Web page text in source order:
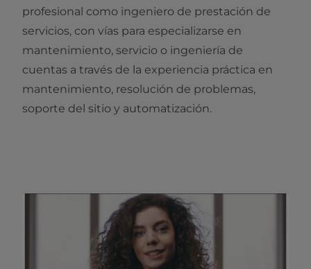
profesional como ingeniero de prestación de
servicios, con vías para especializarse en
mantenimiento, servicio o ingeniería de
cuentas a través de la experiencia práctica en
mantenimiento, resolución de problemas,
soporte del sitio y automatización.